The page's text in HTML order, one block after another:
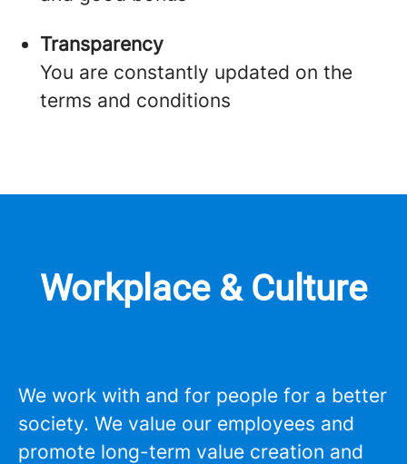
Transparency
You are constantly updated on the
terms and conditions
Workplace & Culture
We work with and for people for a better
society. We value our employees and
promote long-term value creation and